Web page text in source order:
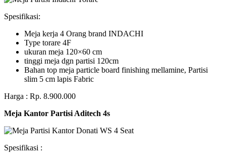
Spesifikasi:
Meja kerja 4 Orang brand INDACHI
Type torare 4F
ukuran meja 120×60 cm
tinggi meja dgn partisi 120cm
Bahan top meja particle board finishing mellamine, Partisi
slim 5 cm lapis Fabric
Harga : Rp. 8.900.000
Meja Kantor Partisi Aditech 4s
Spesifikasi :